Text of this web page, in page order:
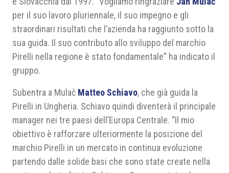
per il suo lavoro pluriennale, il suo impegno e gli
straordinari risultati che l’azienda ha raggiunto sotto la
sua guida. Il suo contributo allo sviluppo del marchio
Pirelli nella regione è stato fondamentale” ha indicato il
gruppo.
Subentra a Mulač Matteo Schiavo, che già guida la
Pirelli in Ungheria. Schiavo quindi diventerà il principale
manager nei tre paesi dell’Europa Centrale. “Il mio
obiettivo è rafforzare ulteriormente la posizione del
marchio Pirelli in un mercato in continua evoluzione
partendo dalle solide basi che sono state create nella